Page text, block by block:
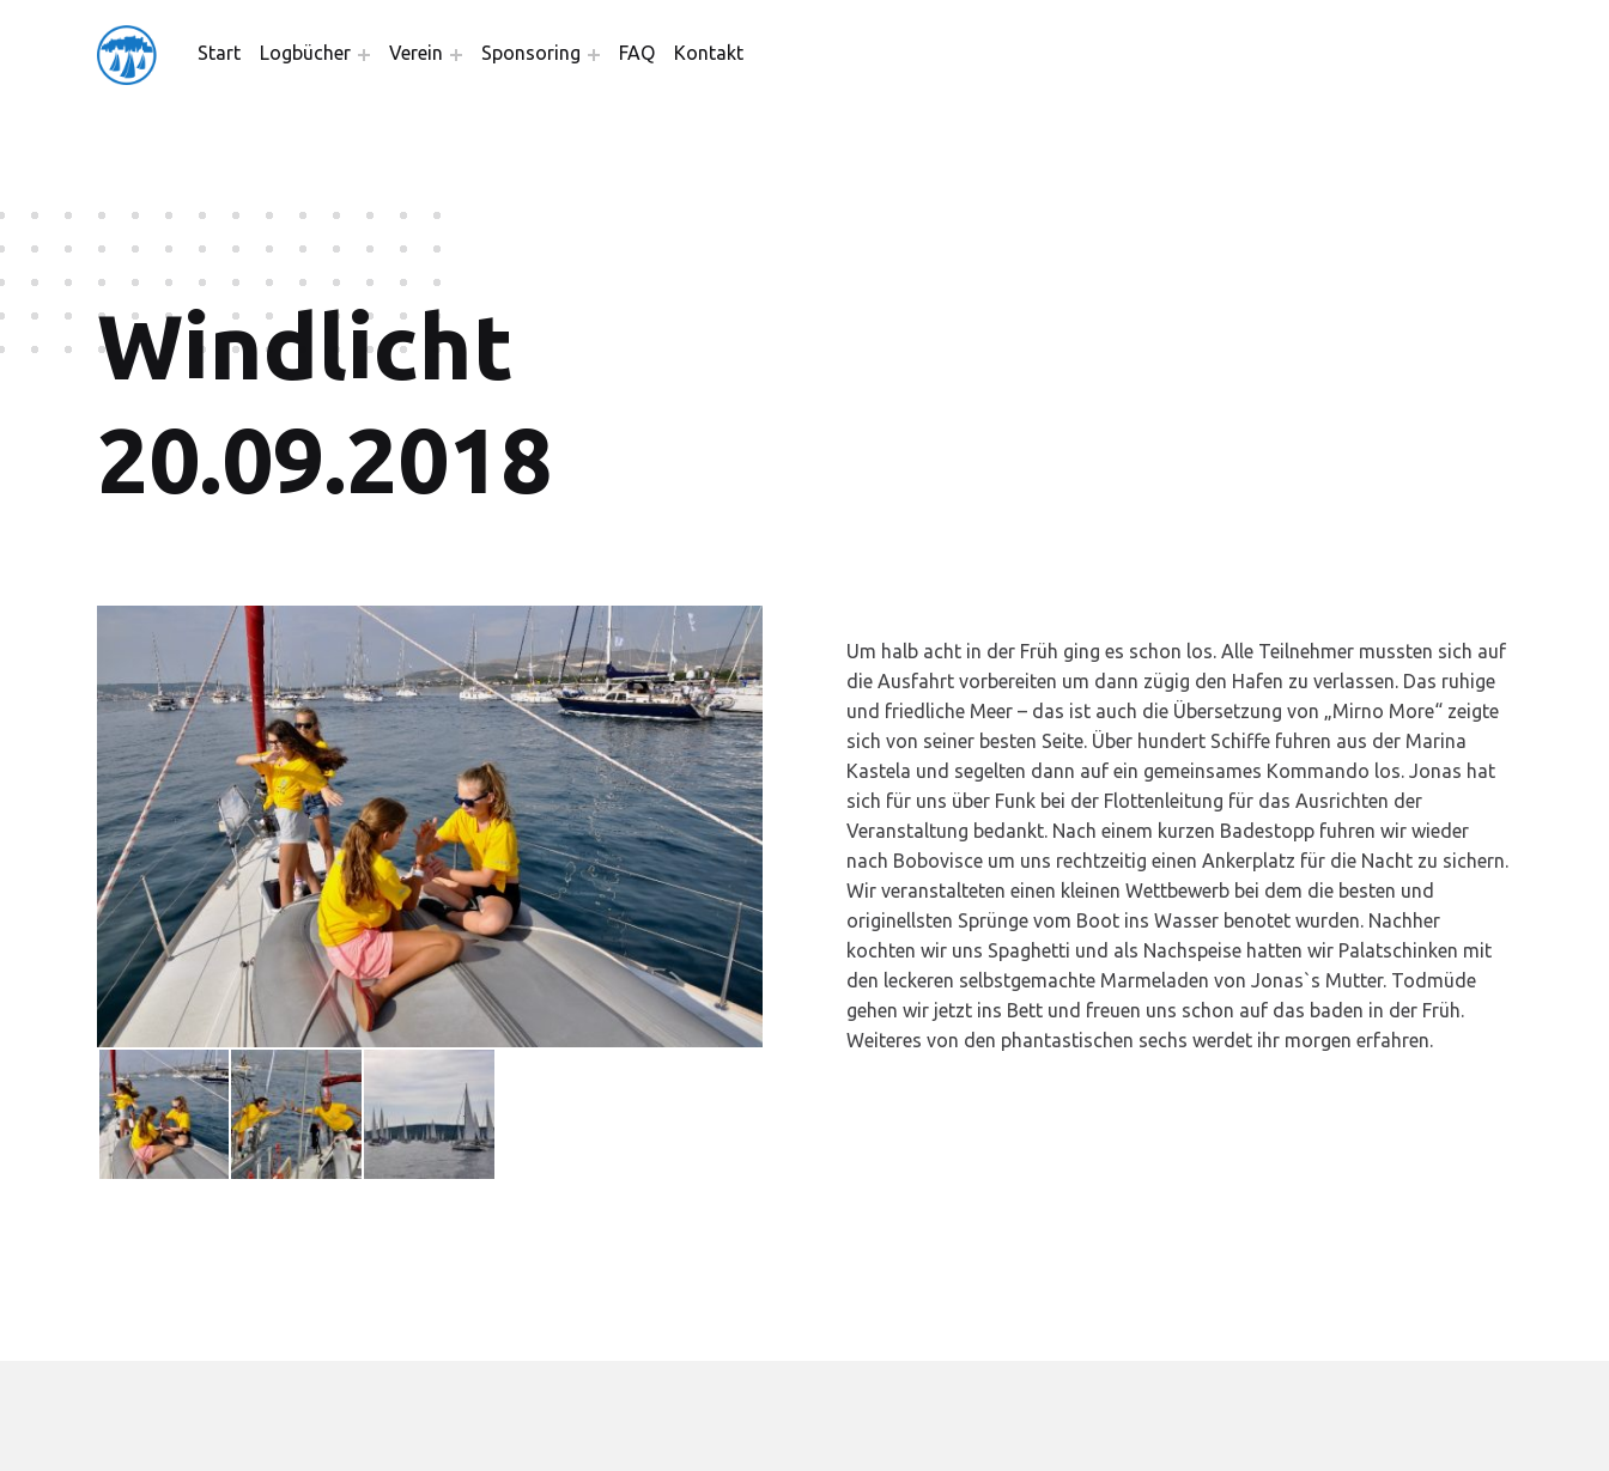
friedensflotte salzburg
Friedensflotte Salzburg Start Logbücher Verein Sponsoring FAQ Kontakt
Windlicht
20.09.2018
Um halb acht in der Früh ging es schon los. Alle Teilnehmer mussten sich auf
die Ausfahrt vorbereiten um dann zügig den Hafen zu verlassen. Das ruhige
und friedliche Meer – das ist auch die Übersetzung von „Mirno More“ zeigte
sich von seiner besten Seite. Über hundert Schiffe fuhren aus der Marina
Kastela und segelten dann auf ein gemeinsames Kommando los. Jonas hat
sich für uns über Funk bei der Flottenleitung für das Ausrichten der
Veranstaltung bedankt. Nach einem kurzen Badestopp fuhren wir wieder
nach Bobovisce um uns rechtzeitig einen Ankerplatz für die Nacht zu sichern.
Wir veranstalteten einen kleinen Wettbewerb bei dem die besten und
originellsten Sprünge vom Boot ins Wasser benotet wurden. Nachher
kochten wir uns Spaghetti und als Nachspeise hatten wir Palatschinken mit
den leckeren selbstgemachte Marmeladen von Jonas`s Mutter. Todmüde
gehen wir jetzt ins Bett und freuen uns schon auf das baden in der Früh.
Weiteres von den phantastischen sechs werdet ihr morgen erfahren.